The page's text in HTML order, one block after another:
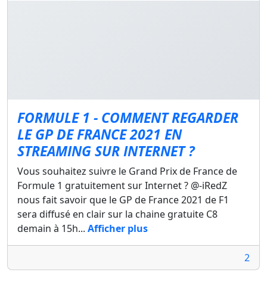
FORMULE 1 - COMMENT REGARDER
LE GP DE FRANCE 2021 EN
STREAMING SUR INTERNET ?
Vous souhaitez suivre le Grand Prix de France de
Formule 1 gratuitement sur Internet ? @-iRedZ
nous fait savoir que le GP de France 2021 de F1
sera diffusé en clair sur la chaine gratuite C8
demain à 15h... Afficher plus
2